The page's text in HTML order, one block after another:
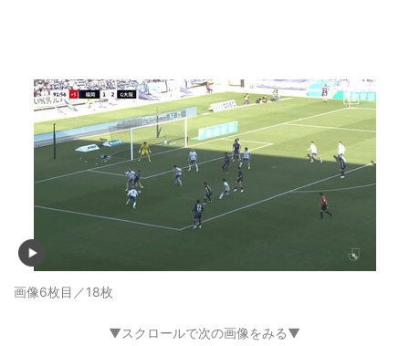
画像6枚目／18枚
▼スクロールで次の画像をみる▼